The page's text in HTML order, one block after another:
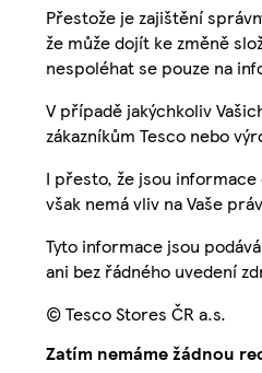
Přestože je zajištění
že může dojít ke změně
nespoléhat se pouze na
V případě jakýchkoliv
zákazníkům Tesco nebo
I přesto, že jsou
však nemá vliv na Vaše
Tyto informace jsou
ani bez řádného uvedení
© Tesco Stores ČR a.s.
Zatím nemáme žádnou